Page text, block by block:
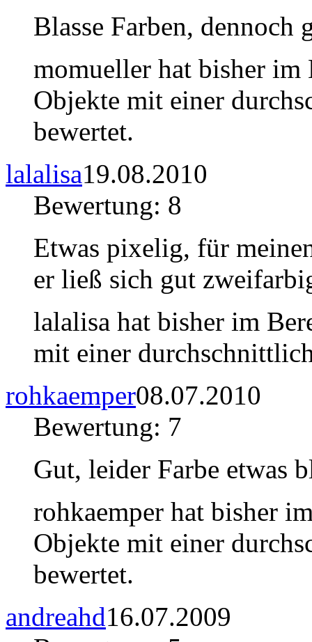
Blasse Farben, dennoch
momueller hat bisher
Objekte mit einer
bewertet.
lalalisa19.08.2010
Bewertung: 8
Etwas pixelig, für
er ließ sich gut
lalalisa hat bisher im
mit einer
rohkaemper08.07.2010
Bewertung: 7
Gut, leider Farbe etwas
rohkaemper hat bisher
Objekte mit einer
bewertet.
andreahd16.07.2009